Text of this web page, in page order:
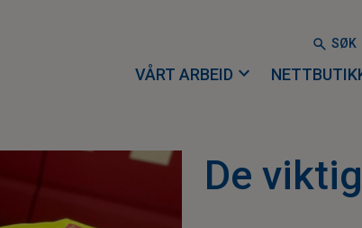
SØK
VÅRT ARBEID expand_more
De